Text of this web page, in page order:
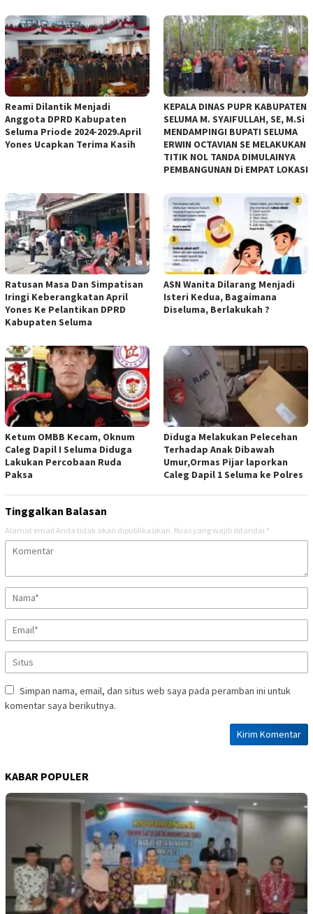
Reami Dilantik Menjadi
Anggota DPRD Kabupaten
Seluma Priode 2024-2029.April
Yones Ucapkan Terima Kasih
KEPALA DINAS PUPR KABUPATEN
SELUMA M. SYAIFULLAH, SE, M.Si
MENDAMPINGI BUPATI SELUMA
ERWIN OCTAVIAN SE MELAKUKAN
TITIK NOL TANDA DIMULAINYA
PEMBANGUNAN Di EMPAT LOKASI
Ratusan Masa Dan Simpatisan
Iringi Keberangkatan April
Yones Ke Pelantikan DPRD
Kabupaten Seluma
ASN Wanita Dilarang Menjadi
Isteri Kedua, Bagaimana
Diseluma, Berlakukah ?
Ketum OMBB Kecam, Oknum
Caleg Dapil I Seluma Diduga
Lakukan Percobaan Ruda
Paksa
Diduga Melakukan Pelecehan
Terhadap Anak Dibawah
Umur,Ormas Pijar laporkan
Caleg Dapil 1 Seluma ke Polres
Tinggalkan Balasan
Alamat email Anda tidak akan dipublikasikan. Ruas yang wajib ditandai *
Simpan nama, email, dan situs web saya pada peramban ini untuk
komentar saya berikutnya.
KABAR POPULER